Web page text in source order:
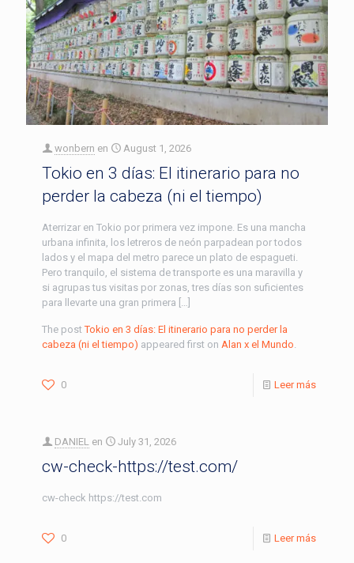
wonbern en August 1, 2026
Tokio en 3 días: El itinerario para no
perder la cabeza (ni el tiempo)
Aterrizar en Tokio por primera vez impone. Es una mancha
urbana infinita, los letreros de neón parpadean por todos
lados y el mapa del metro parece un plato de espagueti.
Pero tranquilo, el sistema de transporte es una maravilla y
si agrupas tus visitas por zonas, tres días son suficientes
para llevarte una gran primera […]
The postTokio en 3 días: El itinerario para no perder la
cabeza (ni el tiempo) appeared first on Alan x el Mundo.
0 Leer más
DANIEL en July 31, 2026
cw-check-https://test.com/
cw-check https://test.com
0 Leer más